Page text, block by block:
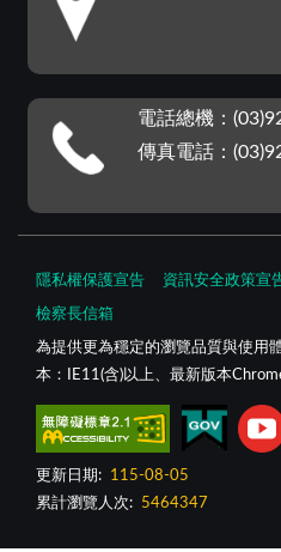
電話總機：
傳真電話：
隱私權保護宣告 資訊安全政策宣
檢察長信箱
為提供更為穩定的瀏覽品質與使用
本：IE11(含)以上、最新版本
更新日期:
115-08-05
累計瀏覽人次:
5464347